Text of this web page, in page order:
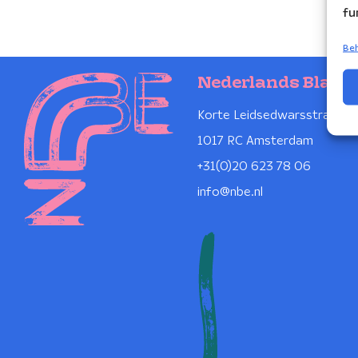
Nederlands
Korte Leidsedwarsstraat 12
1017 RC Amsterdam
+31(0)20 623 78 06
info@nbe.nl